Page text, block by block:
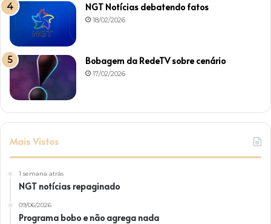
NGT Notícias debatendo fatos
18/02/2026
Bobagem da RedeTV sobre cenário
17/02/2026
Mais Vistos
1 semana atrás
NGT notícias repaginado
09/06/2026
Programa bobo e não agrega nada